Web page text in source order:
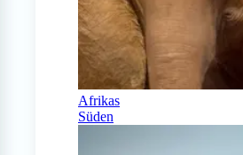
Afrikas
Süden